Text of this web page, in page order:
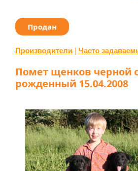
Продан
Производители | Часто
Помет щенков черной
рожденный 15.04.2008